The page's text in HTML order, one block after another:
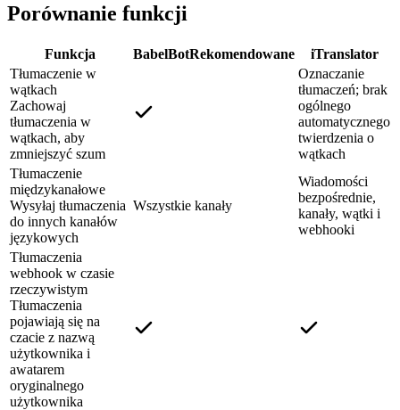
Porównanie funkcji
Funkcja BabelBotRekomendowane
iTranslator
Tłumaczenie w
wątkach
Zachowaj
tłumaczenia w
wątkach, aby
zmniejszyć szum
Oznaczanie
tłumaczeń; brak
ogólnego
automatycznego
twierdzenia o
wątkach
Tłumaczenie
międzykanałowe
Wysyłaj tłumaczenia
do innych kanałów
językowych
Wszystkie kanały
Wiadomości
bezpośrednie,
kanały, wątki i
webhooki
Tłumaczenia
webhook w czasie
rzeczywistym
Tłumaczenia
pojawiają się na
czacie z nazwą
użytkownika i
awatarem
oryginalnego
użytkownika